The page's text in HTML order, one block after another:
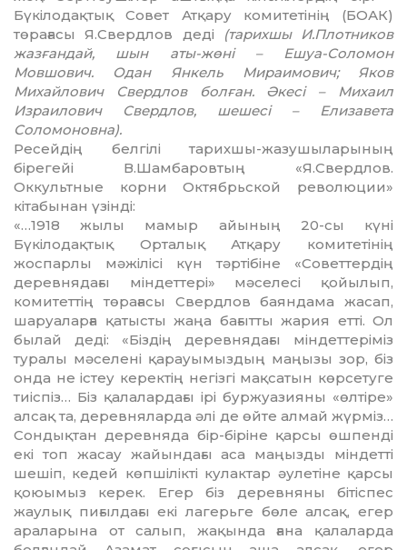
Бүкілодақтық Совет Атқару комитетінің (БОАК)
төрағасы Я.Свердлов деді
(тарихшы И.Плотников
жазғандай, шын аты-жөні – Ешуа-Соломон
Мовшович. Одан Янкель Мираимович; Яков
Михайлович Свердлов болған. Әкесі – Михаил
Израилович Свердлов, шешесі – Елизавета
Соломоновна).
Ресейдің белгілі тарихшы-жазушыларының
бірегейі В.Шам­ба­ровтың «Я.Свердлов.
Оккультные корни Октябрьской революции»
кітабынан үзінді:
«…1918 жылы мамыр айының 20-сы күні
Бүкілодақтық Орталық Атқару комитетінің
жоспарлы мә­жілісі күн тәртібіне «Советтердің
деревнядағы міндеттері» мәселесі қойылып,
комитеттің төрағасы Свердлов баяндама жасап,
шаруа­ларға қатысты жаңа бағытты жария етті. Ол
былай деді: «Біздің деревнядағы міндеттеріміз
туралы мәселені қарауымыздың маңызы зор, біз
онда не істеу керектің негізгі мақсатын көрсетуге
тиіспіз… Біз қалалардағы ірі буржуазияны «өлтіре»
алсақ та, деревняларда әлі де өйте алмай жүрміз…
Сондықтан деревняда бір-біріне қарсы өшпенді
екі топ жасау жайындағы аса маңызды міндетті
шешіп, кедей көпшілікті кулактар әулетіне қарсы
қоюымыз керек. Егер біз деревняны бітіспес
жаулық пиғылдағы екі лагерьге бөле алсақ, егер
араларына от салып, жақында ғана қалаларда